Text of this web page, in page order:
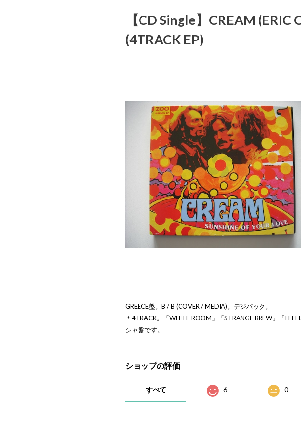
【CD Single】CREAM (ERIC
(4TRACK EP)
GREECE盤。B / B (COVER / MEDIA)。デジパック。
＊4TRACK。「WHITE ROOM」「STRANGE BREW」「I
シャ盤です。
ショップの評価
すべて 6 0